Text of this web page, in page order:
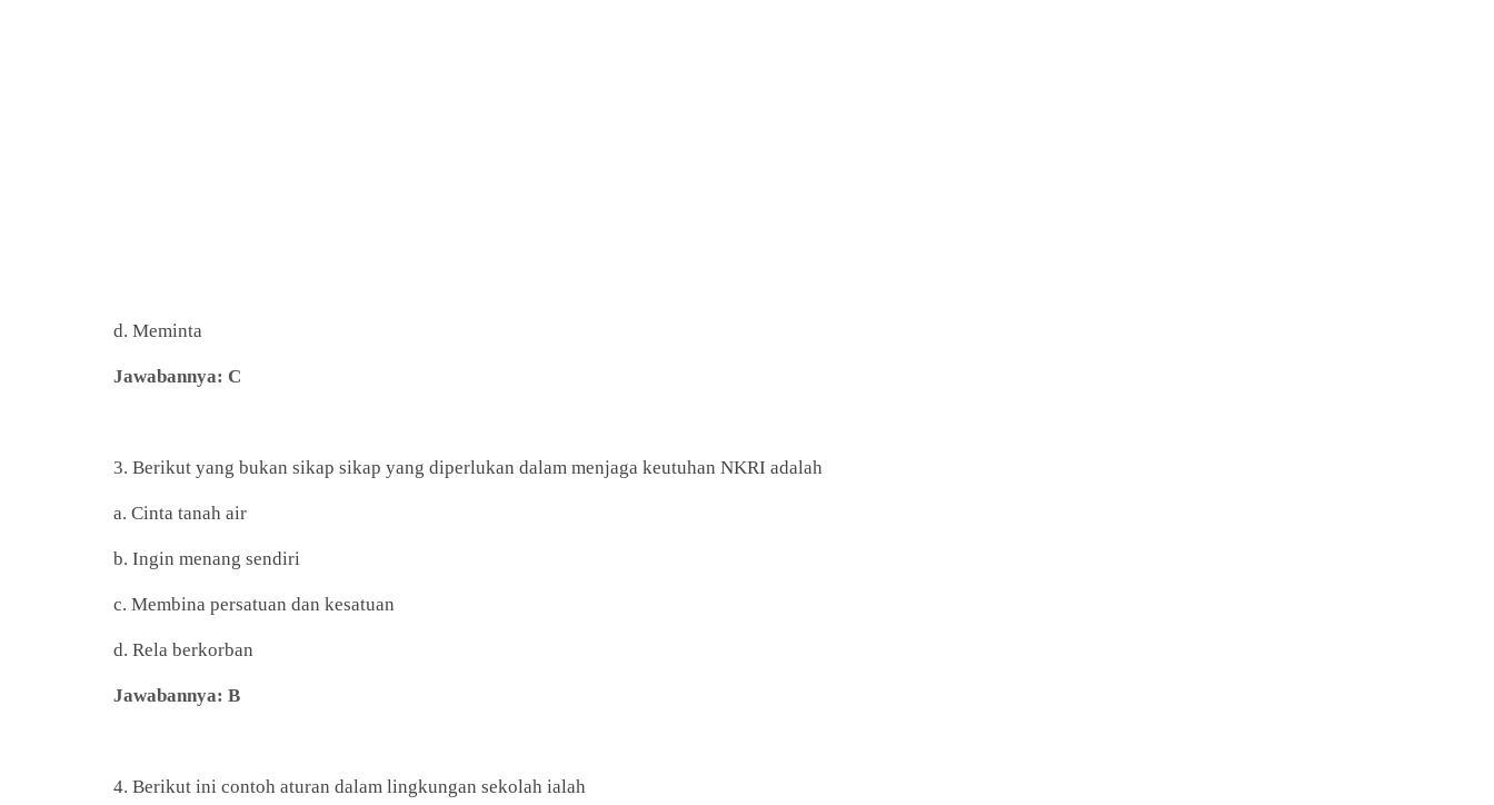
d. Meminta
Jawabannya: C
3. Berikut yang bukan sikap sikap yang diperlukan dalam menjaga keutuhan NKRI adalah
a. Cinta tanah air
b. Ingin menang sendiri
c. Membina persatuan dan kesatuan
d. Rela berkorban
Jawabannya: B
4. Berikut ini contoh aturan dalam lingkungan sekolah ialah